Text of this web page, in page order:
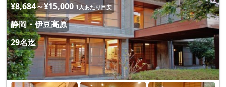
¥8,684～¥15,000 1人あたり目安
静岡・伊豆高原
29名迄